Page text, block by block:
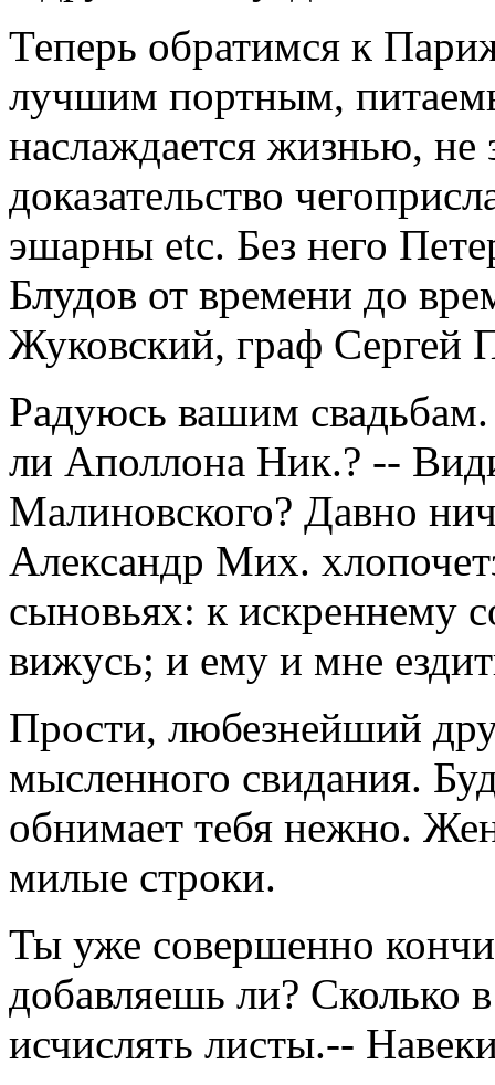
Теперь обратимся к
лучшим портным,
наслаждается жизнью, не
доказательство
эшарны etc. Без него
Блудов от времени до
Жуковский, граф Сергей
Радуюсь вашим
ли Аполлона Ник.? --
Малиновского? Давно
Александр Мих.
сыновьях: к искреннему
вижусь; и ему и мне
Прости, любезнейший
мысленного свидания.
обнимает тебя нежно.
милые строки.
Ты уже совершенно
добавляешь ли? Сколько
исчислять листы.--